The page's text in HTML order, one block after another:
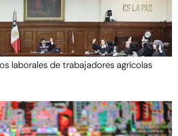
laborales de trabajadores agrícolas